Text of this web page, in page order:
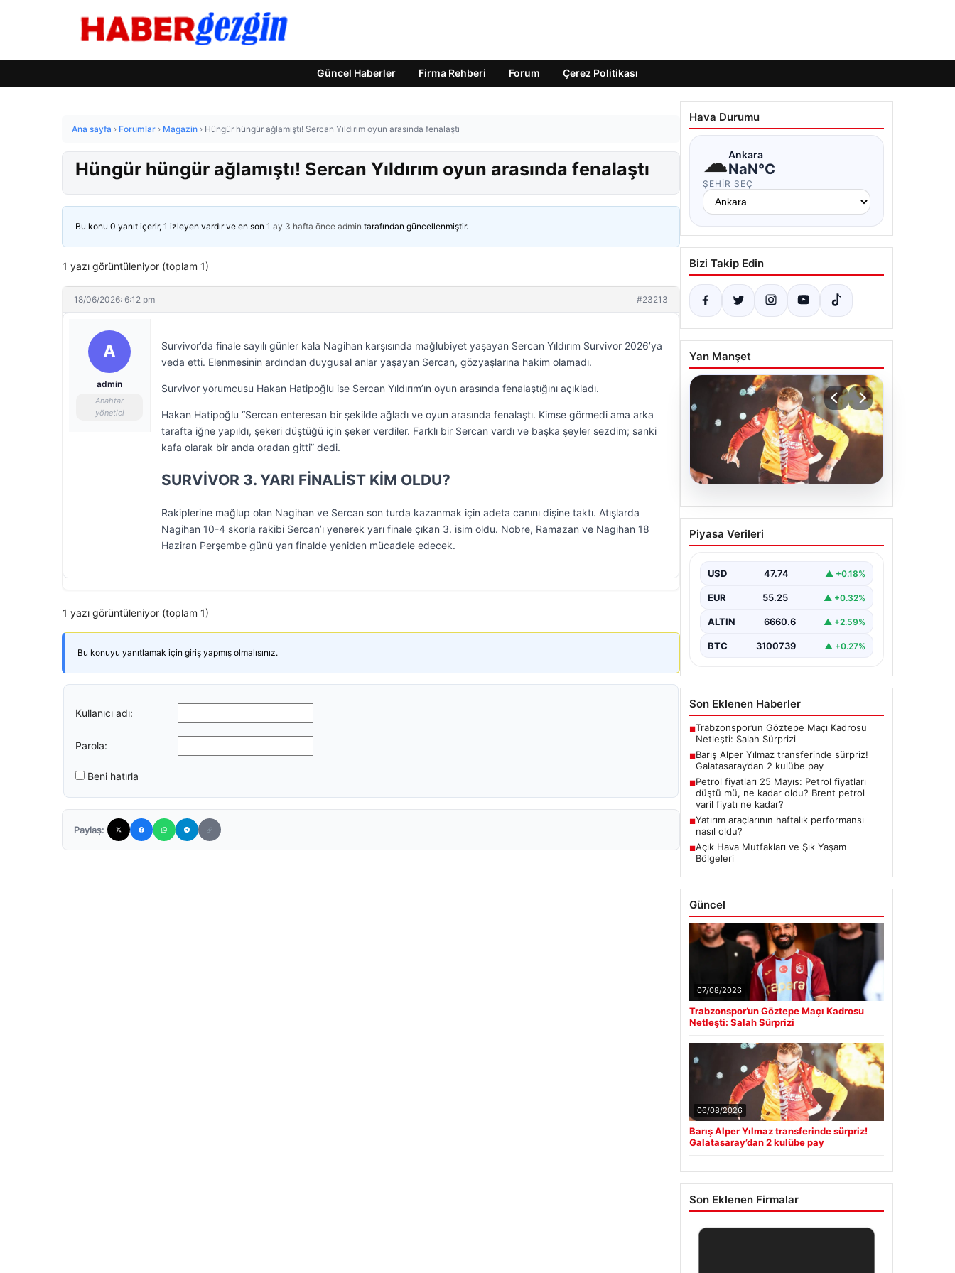
Güncel Haberler Firma Rehberi Forum Çerez Politikası
Ana sayfa › Forumlar › Magazin › Hüngür hüngür ağlamıştı! Sercan Yıldırım oyun arasında fenalaştı
Hüngür hüngür ağlamıştı! Sercan Yıldırım oyun arasında fenalaştı
Bu konu 0 yanıt içerir, 1 izleyen vardır ve en son 1 ay 3 hafta önce admin tarafından güncellenmiştir.
1 yazı görüntüleniyor (toplam 1)
18/06/2026: 6:12 pm #23213
A
admin
Anahtar
yönetici
Survivor’da finale sayılı günler kala Nagihan karşısında mağlubiyet yaşayan Sercan Yıldırım Survivor 2026’ya
veda etti. Elenmesinin ardından duygusal anlar yaşayan Sercan, gözyaşlarına hakim olamadı.
Survivor yorumcusu Hakan Hatipoğlu ise Sercan Yıldırım’ın oyun arasında fenalaştığını açıkladı.
Hakan Hatipoğlu “Sercan enteresan bir şekilde ağladı ve oyun arasında fenalaştı. Kimse görmedi ama arka
tarafta iğne yapıldı, şekeri düştüğü için şeker verdiler. Farklı bir Sercan vardı ve başka şeyler sezdim; sanki
kafa olarak bir anda oradan gitti” dedi.
SURVİVOR 3. YARI FİNALİST KİM OLDU?
Rakiplerine mağlup olan Nagihan ve Sercan son turda kazanmak için adeta canını dişine taktı. Atışlarda
Nagihan 10-4 skorla rakibi Sercan’ı yenerek yarı finale çıkan 3. isim oldu. Nobre, Ramazan ve Nagihan 18
Haziran Perşembe günü yarı finalde yeniden mücadele edecek.
1 yazı görüntüleniyor (toplam 1)
Bu konuyu yanıtlamak için giriş yapmış olmalısınız.
Kullanıcı adı:
Parola:
Beni hatırla
Paylaş:
Hava Durumu
☁Ankara
NaN°C
ŞEHIR SEÇ
Bizi Takip Edin
Yan Manşet
06.08.2026
Barış Alper Yılmaz
transferinde sürpriz!
pay
Piyasa Verileri
USD 47.74 ▲ +0.18%
EUR 55.25 ▲ +0.32%
ALTIN 6660.6 ▲ +2.59%
BTC 3100739 ▲ +0.27%
Son Eklenen Haberler
■Trabzonspor’un Göztepe Maçı Kadrosu
Netleşti: Salah Sürprizi
■Barış Alper Yılmaz transferinde sürpriz!
Galatasaray’dan 2 kulübe pay
■Petrol fiyatları 25 Mayıs: Petrol fiyatları
düştü mü, ne kadar oldu? Brent petrol
varil fiyatı ne kadar?
■Yatırım araçlarının haftalık performansı
nasıl oldu?
■Açık Hava Mutfakları ve Şık Yaşam
Bölgeleri
Güncel
07/08/2026
Trabzonspor’un Göztepe Maçı Kadrosu
Netleşti: Salah Sürprizi
06/08/2026
Barış Alper Yılmaz transferinde sürpriz!
Galatasaray’dan 2 kulübe pay
Son Eklenen Firmalar